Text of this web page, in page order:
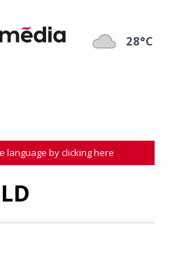
28°C
language by clicking here